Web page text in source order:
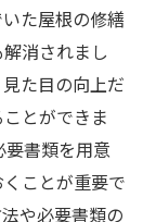
た屋根の修繕
消されまし
た目の向上だ
とができま
書類を用意
ことが重要で
や必要書類の